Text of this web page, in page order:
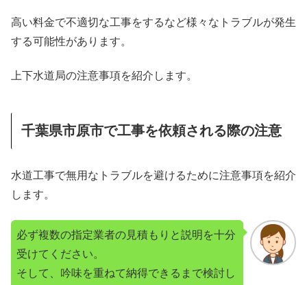
高い料金で不適切な工事をするなど様々なトラブルが発生
する可能性があります。
上下水道局の注意事項を紹介します。
千葉県市原市で工事を依頼される際の注意
水道工事で無用なトラブルを避けるために注意事項を紹介
します。
必ず複数の指定業者の見積もりと説明を十分
受けてください。
そして、吟味を重ねて納得できるまで検討し